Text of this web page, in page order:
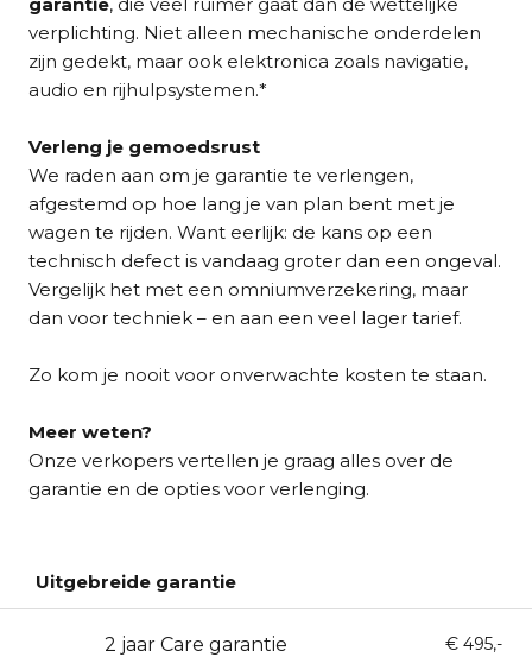
verplichting. Niet alleen mechanische onderdelen
zijn gedekt, maar ook elektronica zoals navigatie,
audio en rijhulpsystemen.*
Verleng je gemoedsrust
We raden aan om je garantie te verlengen,
afgestemd op hoe lang je van plan bent met je
wagen te rijden. Want eerlijk: de kans op een
technisch defect is vandaag groter dan een ongeval.
Vergelijk het met een omniumverzekering, maar
dan voor techniek – en aan een veel lager tarief.
Zo kom je nooit voor onverwachte kosten te staan.
Meer weten?
Onze verkopers vertellen je graag alles over de
garantie en de opties voor verlenging.
Uitgebreide garantie
2 jaar Care garantie € 495,-